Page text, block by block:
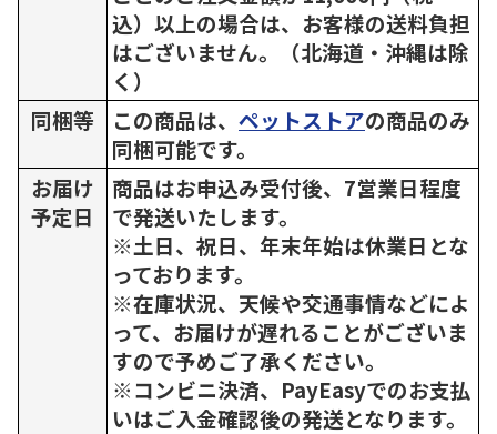
込）以上の場合は、お客様の送料負担
はございません。（北海道・沖縄は除
く）
同梱等
この商品は、 ペットストアの商品のみ
同梱可能です。
お届け
予定日
商品はお申込み受付後、7営業日程度
で発送いたします。
※土日、祝日、年末年始は休業日とな
っております。
※在庫状況、天候や交通事情などによ
って、お届けが遅れることがございま
すので予めご了承ください。
※コンビニ決済、PayEasyでのお支払
いはご入金確認後の発送となります。